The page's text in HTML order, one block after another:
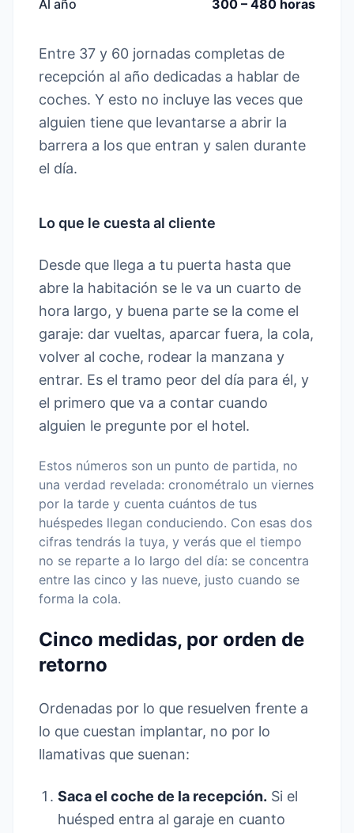
Al año 300 – 480 horas
Entre 37 y 60 jornadas completas de
recepción al año dedicadas a hablar de
coches. Y esto no incluye las veces que
alguien tiene que levantarse a abrir la
barrera a los que entran y salen durante
el día.
Lo que le cuesta al cliente
Desde que llega a tu puerta hasta que
abre la habitación se le va un cuarto de
hora largo, y buena parte se la come el
garaje: dar vueltas, aparcar fuera, la cola,
volver al coche, rodear la manzana y
entrar. Es el tramo peor del día para él, y
el primero que va a contar cuando
alguien le pregunte por el hotel.
Estos números son un punto de partida, no
una verdad revelada: cronométralo un viernes
por la tarde y cuenta cuántos de tus
huéspedes llegan conduciendo. Con esas dos
cifras tendrás la tuya, y verás que el tiempo
no se reparte a lo largo del día: se concentra
entre las cinco y las nueve, justo cuando se
forma la cola.
Cinco medidas, por orden de
retorno
Ordenadas por lo que resuelven frente a
lo que cuestan implantar, no por lo
llamativas que suenan:
Saca el coche de la recepción. Si el
huésped entra al garaje en cuanto